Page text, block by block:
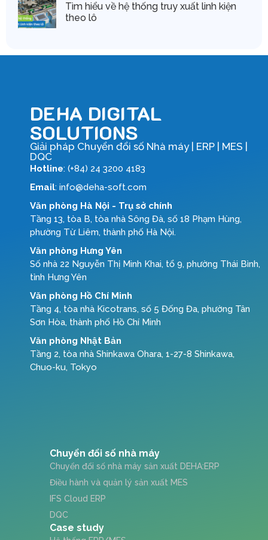
Tìm hiểu về hệ thống truy xuất linh kiện
theo lô
DEHA DIGITAL
SOLUTIONS
Giải pháp Chuyển đổi số Nhà máy | ERP | MES |
DQC
Hotline: (+84) 24 3200 4183
Email: info@deha-soft.com
Văn phòng Hà Nội - Trụ sở chính
Tầng 13, tòa B, tòa nhà Sông Đà, số 18 Phạm Hùng,
phường Từ Liêm, thành phố Hà Nội.
Văn phòng Hưng Yên
Số nhà 22 Nguyễn Thị Minh Khai, tổ 9, phường Thái Bình,
tỉnh Hưng Yên
Văn phòng Hồ Chí Minh
Tầng 4, tòa nhà Kicotrans, số 5 Đống Đa, phường Tân
Sơn Hòa, thành phố Hồ Chí Minh
Văn phòng Nhật Bản
Tầng 2, tòa nhà Shinkawa Ohara, 1-27-8 Shinkawa,
Chuo-ku, Tokyo
Chuyển đổi số nhà máy
Chuyển đổi số nhà máy sản xuất DEHA:ERP
Điều hành và quản lý sản xuất MES
IFS Cloud ERP
DQC
Case study